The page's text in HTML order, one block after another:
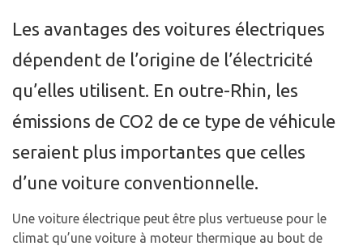
Les avantages des voitures électriques
dépendent de l’origine de l’électricité
qu’elles utilisent. En outre-Rhin, les
émissions de CO2 de ce type de véhicule
seraient plus importantes que celles
d’une voiture conventionnelle.
Une voiture électrique peut être plus vertueuse pour le
climat qu’une voiture à moteur thermique au bout de